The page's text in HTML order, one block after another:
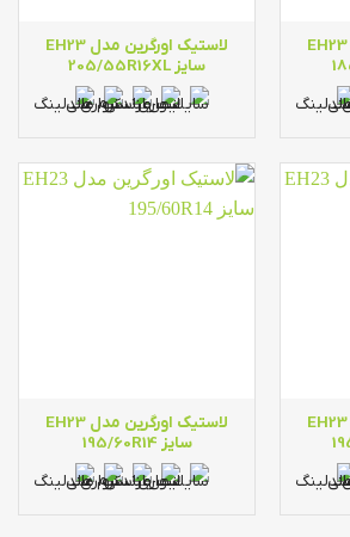
لاستیک اورگرین مدل EH23
لاستیک اورگرین مدل EH23
سایز 205/55R16XL
لاستیک اورگرین مدل EH23
لاستیک اورگرین مدل EH23
سایز 195/60R14